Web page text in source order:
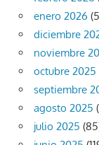
enero 2026
diciembre
noviembre
octubre 2025
septiembre
agosto 2025
julio 2025